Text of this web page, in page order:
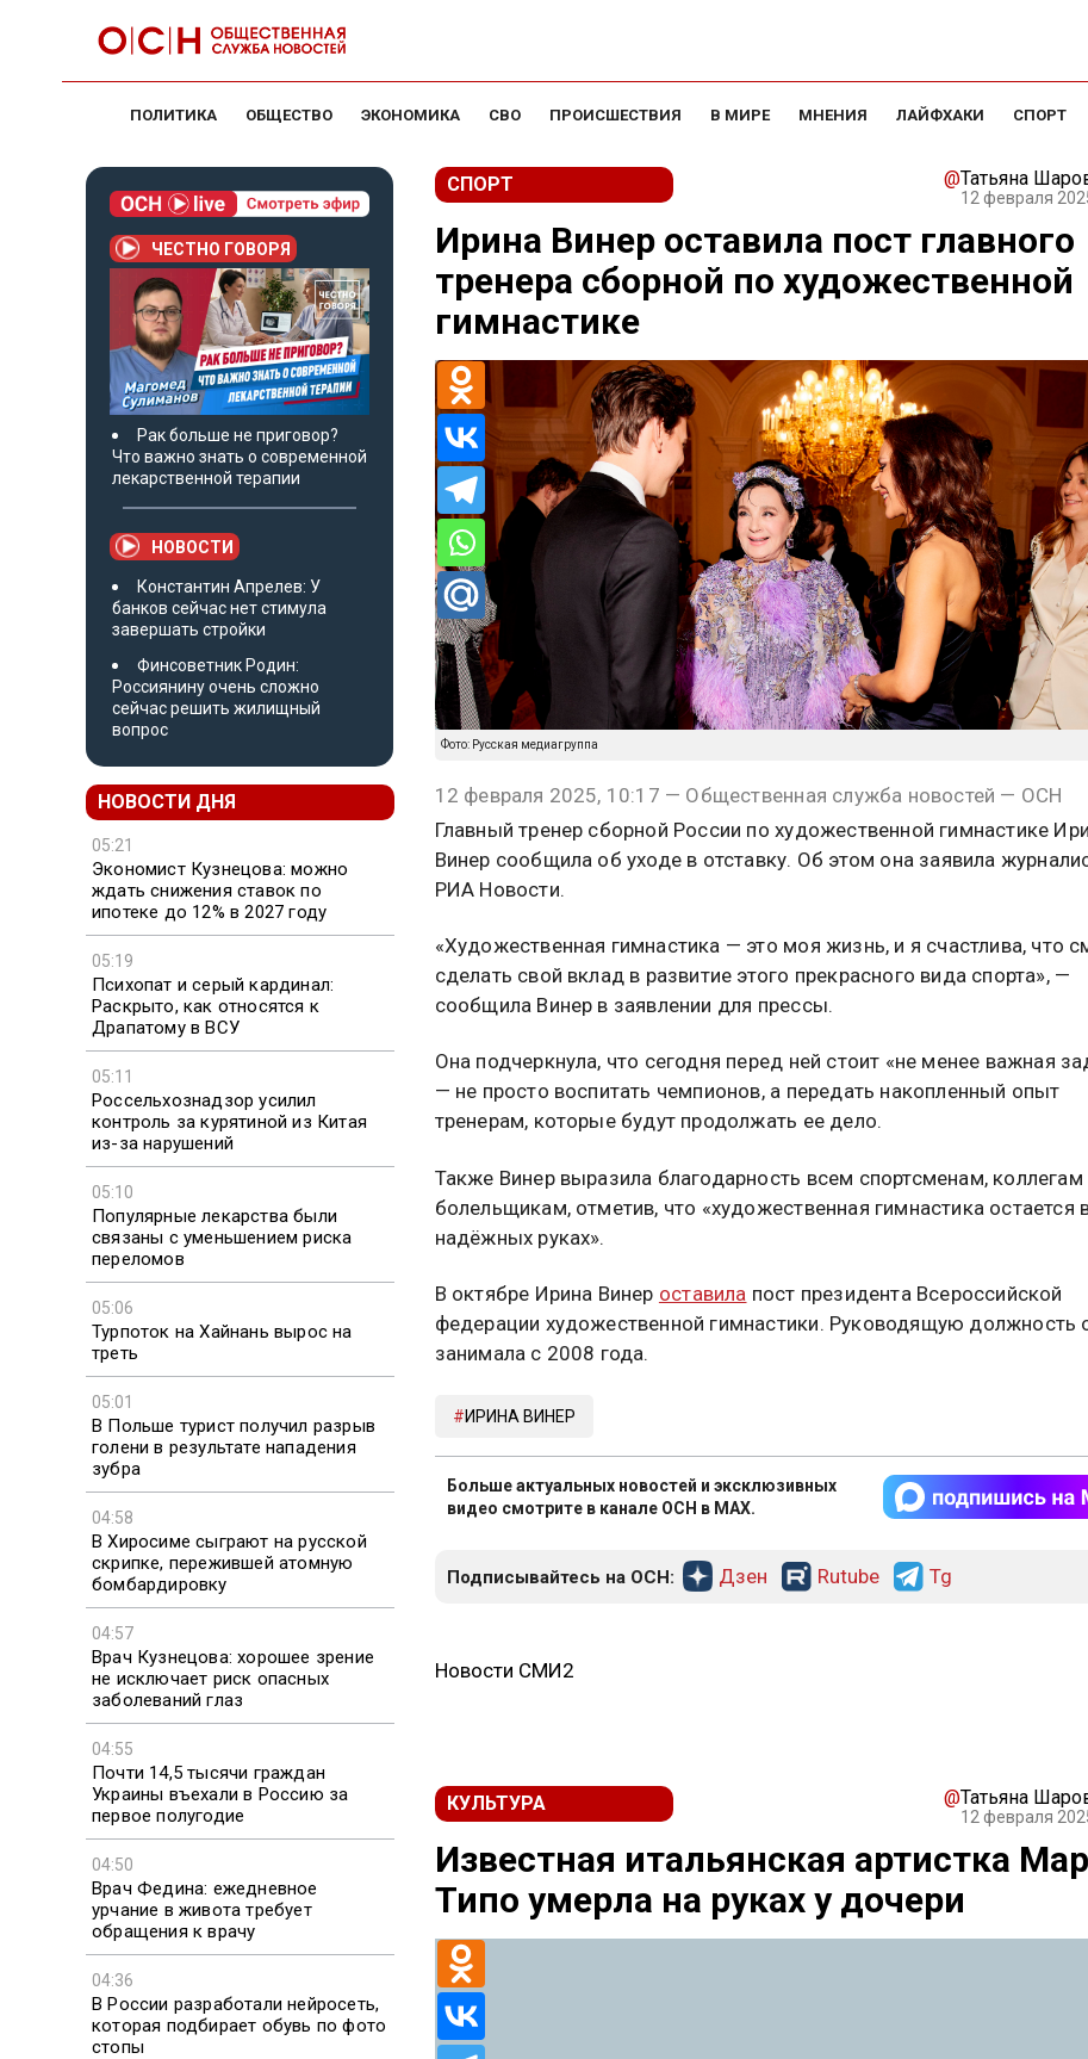
ПОЛИТИКА ОБЩЕСТВО ЭКОНОМИКА СВО ПРОИСШЕСТВИЯ В МИРЕ МНЕНИЯ ЛАЙФХАКИ СПОРТ
ЧЕСТНО ГОВОРЯ
Рак больше не приговор?
Что важно знать о современной
лекарственной терапии
НОВОСТИ
Константин Апрелев: У
банков сейчас нет стимула
завершать стройки
Финсоветник Родин:
Россиянину очень сложно
сейчас решить жилищный
вопрос
НОВОСТИ ДНЯ
05:21
Экономист Кузнецова: можно
ждать снижения ставок по
ипотеке до 12% в 2027 году
05:19
Психопат и серый кардинал:
Раскрыто, как относятся к
Драпатому в ВСУ
05:11
Россельхознадзор усилил
контроль за курятиной из Китая
из-за нарушений
05:10
Популярные лекарства были
связаны с уменьшением риска
переломов
05:06
Турпоток на Хайнань вырос на
треть
05:01
В Польше турист получил разрыв
голени в результате нападения
зубра
04:58
В Хиросиме сыграют на русской
скрипке, пережившей атомную
бомбардировку
04:57
Врач Кузнецова: хорошее зрение
не исключает риск опасных
заболеваний глаз
04:55
Почти 14,5 тысячи граждан
Украины въехали в Россию за
первое полугодие
04:50
Врач Федина: ежедневное
урчание в живота требует
обращения к врачу
04:36
В России разработали нейросеть,
которая подбирает обувь по фото
стопы
СПОРТ @Татьяна
12 февраля
Ирина Винер оставила пост главного
тренера сборной по художественной
гимнастике
Фото: Русская медиагруппа
12 февраля 2025, 10:17 — Общественная служба новостей — ОСН
Главный тренер сборной России по художественной гимнастике
Винер сообщила об уходе в отставку. Об этом она заявила
РИА Новости.
«Художественная гимнастика — это моя жизнь, и я счастлива, что
сделать свой вклад в развитие этого прекрасного вида спорта», —
сообщила Винер в заявлении для прессы.
Она подчеркнула, что сегодня перед ней стоит «не менее важная
— не просто воспитать чемпионов, а передать накопленный опыт
тренерам, которые будут продолжать ее дело.
Также Винер выразила благодарность всем спортсменам, коллегам
болельщикам, отметив, что «художественная гимнастика остается
надёжных руках».
В октябре Ирина Винер оставила пост президента Всероссийской
федерации художественной гимнастики. Руководящую должность
занимала с 2008 года.
ИРИНА ВИНЕР
Больше актуальных новостей и эксклюзивных
видео смотрите в канале ОСН в MAX.
Подписывайтесь на ОСН: Дзен Rutube Tg
Новости СМИ2
КУЛЬТУРА @Татьяна
12 февраля
Известная итальянская артистка
Типо умерла на руках у дочери